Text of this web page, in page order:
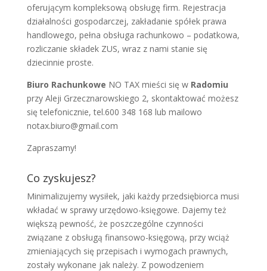
oferującym kompleksową obsługę firm. Rejestracja
działalności gospodarczej, zakładanie spółek prawa
handlowego, pełna obsługa rachunkowo – podatkowa,
rozliczanie składek ZUS, wraz z nami stanie się
dziecinnie proste.
Biuro Rachunkowe NO TAX mieści się w Radomiu
przy Aleji Grzecznarowskiego 2, skontaktować możesz
się telefonicznie, tel.600 348 168 lub mailowo
notax.biuro@gmail.com
Zapraszamy!
Co zyskujesz?
Minimalizujemy wysiłek, jaki każdy przedsiębiorca musi
wkładać w sprawy urzędowo-księgowe. Dajemy też
większą pewność, że poszczególne czynności
związane z obsługą finansowo-księgową, przy wciąż
zmieniających się przepisach i wymogach prawnych,
zostały wykonane jak należy. Z powodzeniem